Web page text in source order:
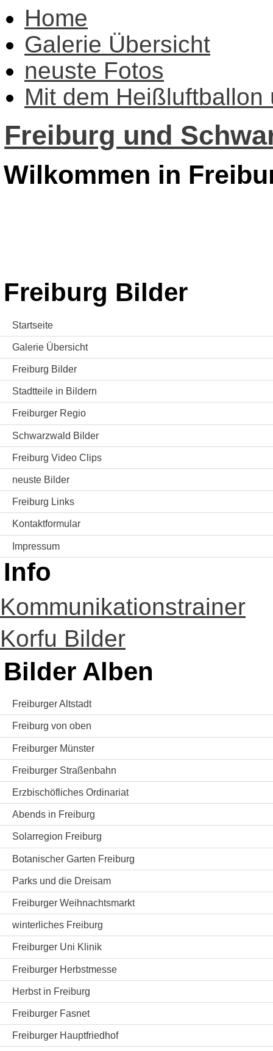
Home
Galerie Übersicht
neuste Fotos
Mit dem Heißluftballon
Freiburg und
Wilkommen in
Freiburg Bilder
Startseite
Galerie Übersicht
Freiburg Bilder
Stadtteile in Bildern
Freiburger Regio
Schwarzwald Bilder
Freiburg Video Clips
neuste Bilder
Freiburg Links
Kontaktformular
Impressum
Info
Kommunikationstrainer
Korfu Bilder
Bilder Alben
Freiburger Altstadt
Freiburg von oben
Freiburger Münster
Freiburger Straßenbahn
Erzbischöfliches Ordinariat
Abends in Freiburg
Solarregion Freiburg
Botanischer Garten Freiburg
Parks und die Dreisam
Freiburger Weihnachtsmarkt
winterliches Freiburg
Freiburger Uni Klinik
Freiburger Herbstmesse
Herbst in Freiburg
Freiburger Fasnet
Freiburger Hauptfriedhof